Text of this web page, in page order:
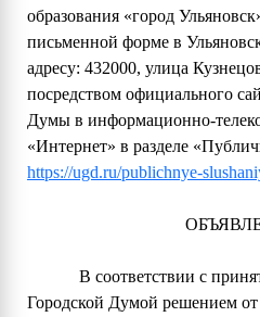
образования «город
письменной форме в
адресу: 432000, улица
посредством официального
Думы в информационно-
«Интернет» в разделе
https://ugd.ru/publichnye-
В соответствии с
Городской Думой решением